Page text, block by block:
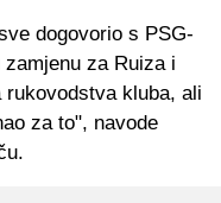
dogovorio s PSG-
za Ruiza i
kluba, ali
za to", navode